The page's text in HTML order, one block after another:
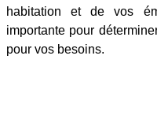
habitation et de vos
importante pour
pour vos besoins.